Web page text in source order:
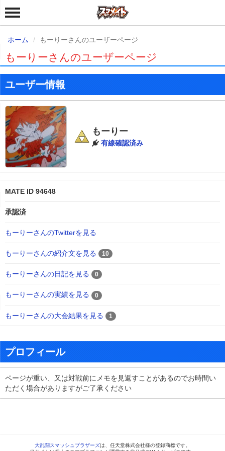
ホーム もーりーさんのユーザーページ
もーりーさんのユーザーページ
ユーザー情報
もーりー
有線確認済み
MATE ID 94648
承認済
もーりーさんのTwitterを見る
もーりーさんの紹介文を見る 10
もーりーさんの日記を見る 0
もーりーさんの実績を見る 0
もーりーさんの大会結果を見る 1
プロフィール
ページが重い、又は対戦前にメモを見返すことがあるのでお時間い
ただく場合がありますがご了承ください
大乱闘スマッシュブラザーズは、任天堂株式会社様の登録商標です。